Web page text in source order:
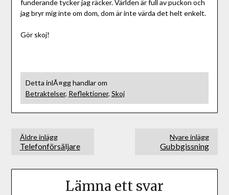
funderande tycker jag räcker. Världen är full av puckon och
jag bryr mig inte om dom, dom är inte värda det helt enkelt.
Gör skoj!
Detta inlÃ¤gg handlar om
Betraktelser, Reflektioner, Skoj
Äldre inlägg
Telefonförsäljare
Nyare inlägg
Gubbgissning
Lämna ett svar